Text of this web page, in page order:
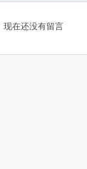
现在还没有留言